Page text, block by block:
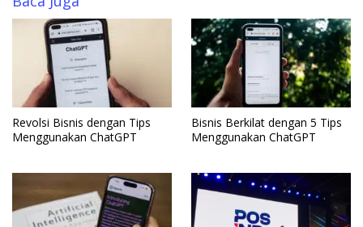
Revolsi Bisnis dengan Tips
Menggunakan ChatGPT
Bisnis Berkilat dengan 5 Tips
Menggunakan ChatGPT